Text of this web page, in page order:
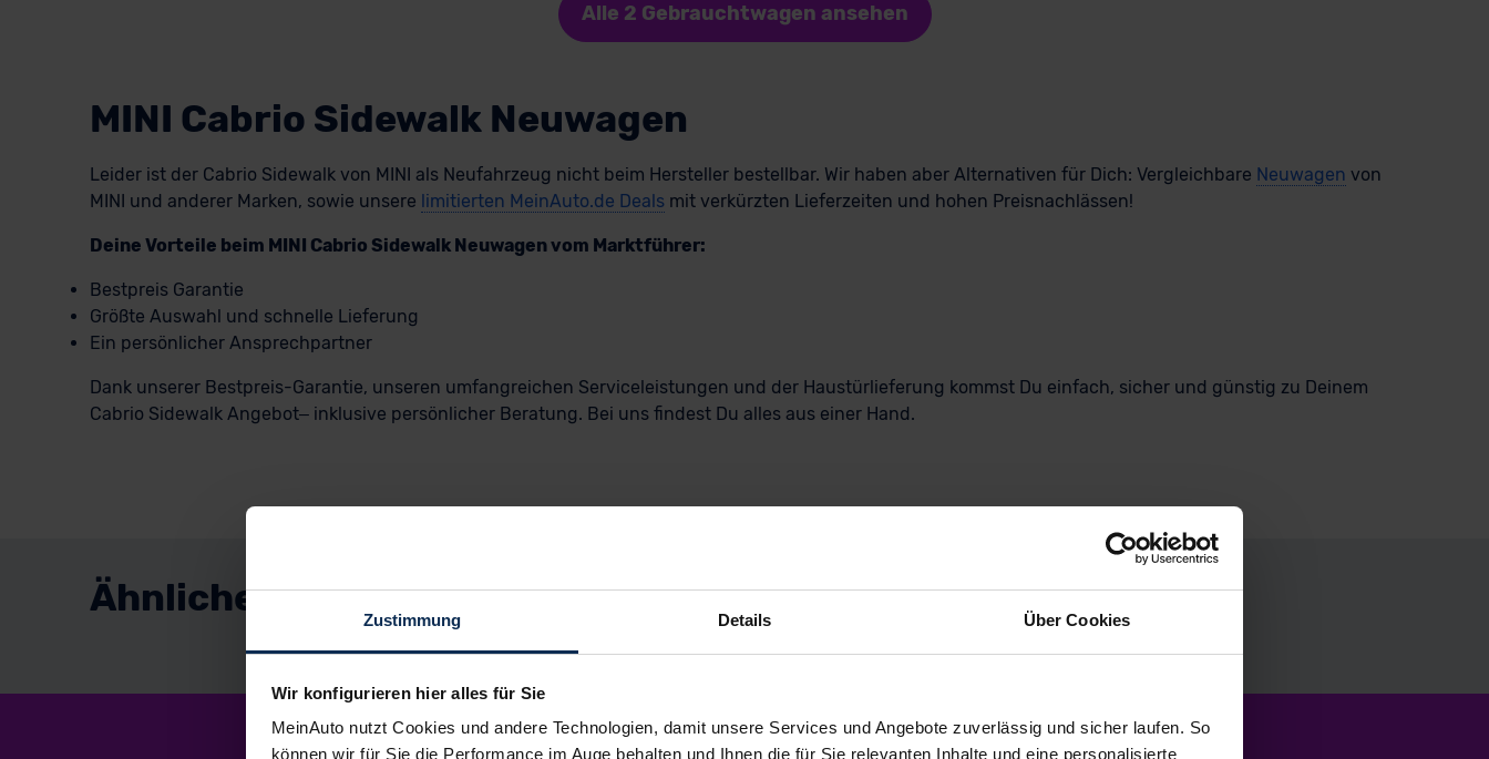
Zustimmung Details Über Cookies
Wir konfigurieren hier alles für Sie
MeinAuto nutzt Cookies und andere Technologien, damit unsere Services und Angebote zuverlässig und sicher laufen. So
können wir für Sie die Performance im Auge behalten und Ihnen die für Sie relevanten Inhalte und eine personalisierte
Alle 2 Gebrauchtwagen ansehen
MINI Cabrio Sidewalk Neuwagen
Leider ist der Cabrio Sidewalk von MINI als Neufahrzeug nicht beim Hersteller bestellbar. Wir haben aber Alternativen für Dich: Vergleichbare Neuwagen von
MINI und anderer Marken, sowie unsere limitierten MeinAuto.de Dealsmit verkürzten Lieferzeiten und hohen Preisnachlässen!
Deine Vorteile beim MINI Cabrio Sidewalk Neuwagen vom Marktführer:
Bestpreis Garantie
Größte Auswahl und schnelle Lieferung
Ein persönlicher Ansprechpartner
Dank unserer Bestpreis-Garantie, unseren umfangreichen Serviceleistungen und der Haustürlieferung kommst Du einfach, sicher und günstig zu Deinem
Cabrio Sidewalk Angebot– inklusive persönlicher Beratung. Bei uns findest Du alles aus einer Hand.
Ähnliche Fahrzeuge